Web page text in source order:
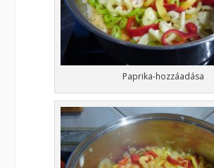
Paprika-hozzáadása